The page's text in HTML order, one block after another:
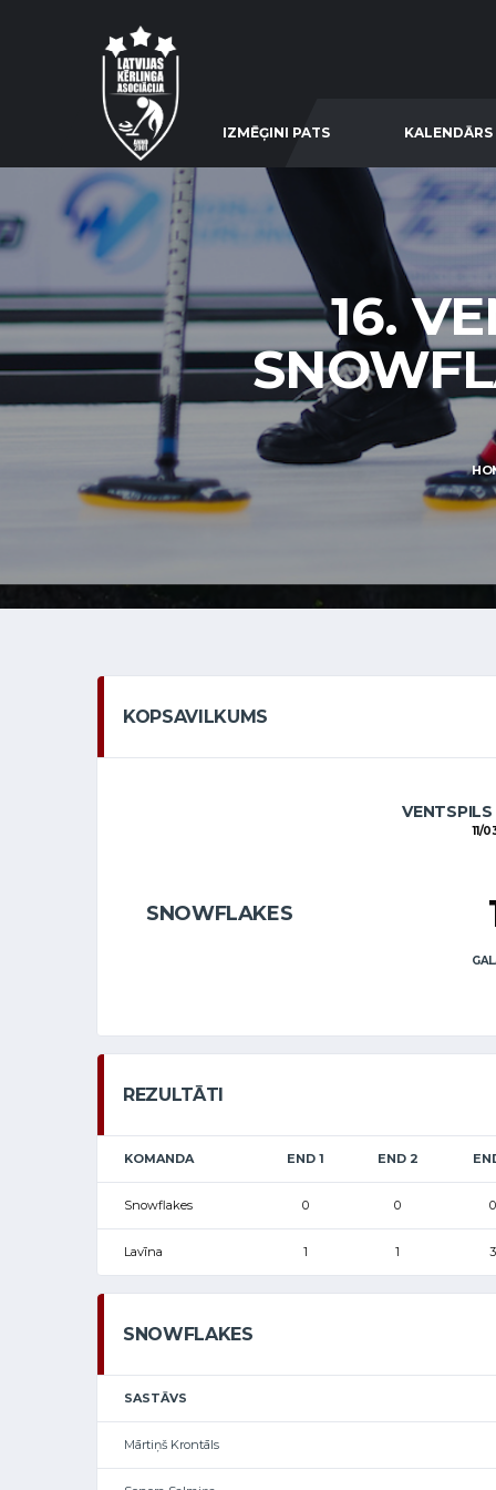
IZMĒĢINI PATS KALENDĀRS
16.
KOPSAVILKUMS
11/
SNOWFLAKES
REZULTĀTI
KOMANDA END 1 END 2
Snowflakes 0 0 0
Lavīna 1 1 3
SNOWFLAKES
SASTĀVS
Mārtiņš Krontāls